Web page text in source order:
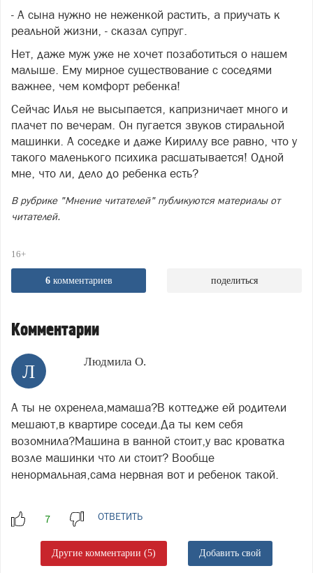
- А сына нужно не неженкой растить, а приучать к
реальной жизни, - сказал супруг.
Нет, даже муж уже не хочет позаботиться о нашем
малыше. Ему мирное существование с соседями
важнее, чем комфорт ребенка!
Сейчас Илья не высыпается, капризничает много и
плачет по вечерам. Он пугается звуков стиральной
машинки. А соседке и даже Кириллу все равно, что у
такого маленького психика расшатывается! Одной
мне, что ли, дело до ребенка есть?
В рубрике "Мнение читателей" публикуются материалы от
читателей.
16+
6комментариев поделиться
Комментарии
Л Людмила О.
А ты не охренела,мамаша?В коттедже ей родители
мешают,в квартире соседи.Да ты кем себя
возомнила?Машина в ванной стоит,у вас кроватка
возле машинки что ли стоит? Вообще
ненормальная,сама нервная вот и ребенок такой.
ОТВЕТИТЬ
Другие комментарии (5) Добавить свой